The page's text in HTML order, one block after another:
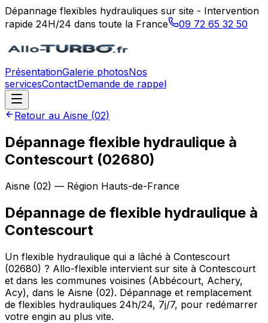
Dépannage flexibles hydrauliques sur site - Intervention
rapide 24H/24 dans toute la France
09 72 65 32 50
PrésentationGalerie photosNos
servicesContactDemande de rappel
Retour au Aisne (02)
Dépannage flexible hydraulique à
Contescourt (02680)
Aisne (02) — Région Hauts-de-France
Dépannage de flexible hydraulique à
Contescourt
Un flexible hydraulique qui a lâché à Contescourt
(02680) ? Allo-flexible intervient sur site à Contescourt
et dans les communes voisines (Abbécourt, Achery,
Acy), dans le Aisne (02). Dépannage et remplacement
de flexibles hydrauliques 24h/24, 7j/7, pour redémarrer
votre engin au plus vite.